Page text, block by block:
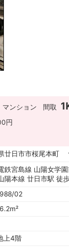
マンション 間取
円
廿日市市桜尾本町
鉄宮島線 山陽女学
陽本線 廿日市駅 徒
02
上4階